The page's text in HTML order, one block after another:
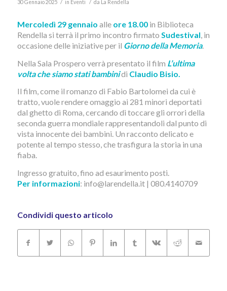
30 Gennaio 2025 / in Eventi / da La Rendella
Mercoledì 29 gennaio alle ore 18.00in Biblioteca
Rendella si terrà il primo incontro firmato Sudestival, in
occasione delle iniziative per il Giorno della Memoria.
Nella Sala Prospero verrà presentato il film L’ultima
volta che siamo stati bambinidi Claudio Bisio.
Il film, come il romanzo di Fabio Bartolomei da cui è
tratto, vuole rendere omaggio ai 281 minori deportati
dal ghetto di Roma, cercando di toccare gli orrori della
seconda guerra mondiale rappresentandoli dal punto di
vista innocente dei bambini. Un racconto delicato e
potente al tempo stesso, che trasfigura la storia in una
fiaba.
Ingresso gratuito, fino ad esaurimento posti.
Per informazioni: info@larendella.it | 080.4140709
Condividi questo articolo